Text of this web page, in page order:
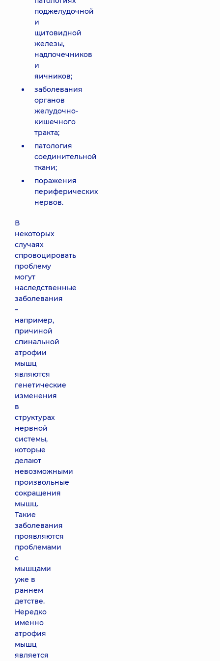
поджелудочной
и
щитовидной
железы,
надпочечников
и
яичников;
заболевания
органов
желудочно-
кишечного
тракта;
патология
соединительной
ткани;
поражения
периферических
нервов.
В
некоторых
случаях
спровоцировать
проблему
могут
наследственные
заболевания
–
например,
причиной
спинальной
атрофии
мышц
являются
генетические
изменения
в
структурах
нервной
системы,
которые
делают
невозможными
произвольные
сокращения
мышц.
Такие
заболевания
проявляются
проблемами
с
мышцами
уже в
раннем
детстве.
Нередко
именно
атрофия
мышц
является